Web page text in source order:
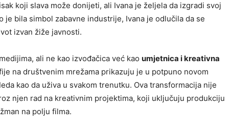
koji slava može donijeti, ali Ivana je željela da izgradi svoj
je bila simbol zabavne industrije, Ivana je odlučila da se
izvan žiže javnosti.
ali ne kao izvođačica već kao umjetnica i kreativna
na društvenim mrežama prikazuju je u potpuno novom
kao da uživa u svakom trenutku. Ova transformacija nije
njen rad na kreativnim projektima, koji uključuju produkciju
na polju filma.